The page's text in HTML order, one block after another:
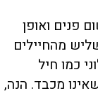
פנים ואופן
מהחיילים
כמו חיל
מכבד. הנה,